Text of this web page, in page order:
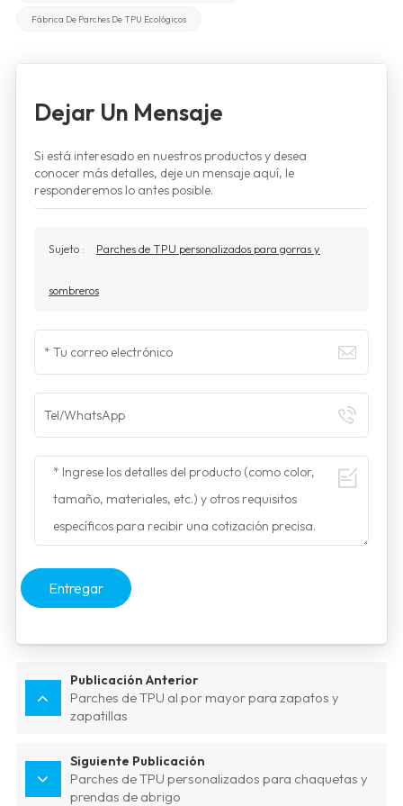
Fábrica De Parches De TPU Ecológicos
Dejar Un Mensaje
Si está interesado en nuestros productos y desea
conocer más detalles, deje un mensaje aquí, le
responderemos lo antes posible.
Sujeto : Parches de TPU personalizados para gorras y
sombreros
Entregar
Publicación Anterior
Parches de TPU al por mayor para zapatos y
zapatillas
Siguiente Publicación
Parches de TPU personalizados para chaquetas y
prendas de abrigo